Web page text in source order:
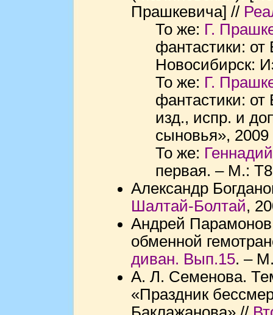
Прашкевича] //
То же: Г.
фантастики:
Новосибирск:
То же: Г.
фантастики:
изд., испр. и
сыновья», 2009
То же:
первая. – М.:
Александр
Шалтай-Болтай,
Андрей
обменной
диван. Вып.15. –
А. Л. Семенова.
«Праздник